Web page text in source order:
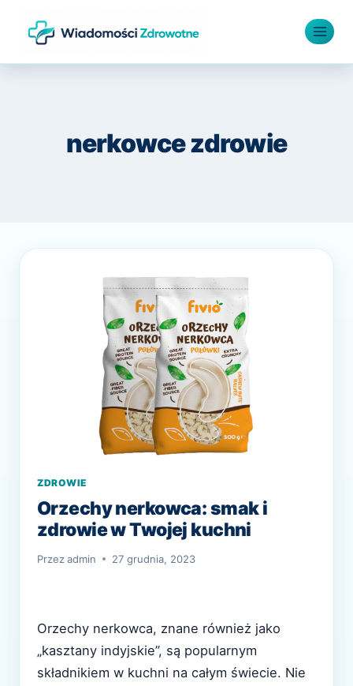
nerkowce zdrowie
ZDROWIE
Orzechy nerkowca: smak i
zdrowie w Twojej kuchni
Przezadmin 27 grudnia, 2023
Orzechy nerkowca, znane również jako
„kasztany indyjskie”, są popularnym
składnikiem w kuchni na całym świecie. Nie